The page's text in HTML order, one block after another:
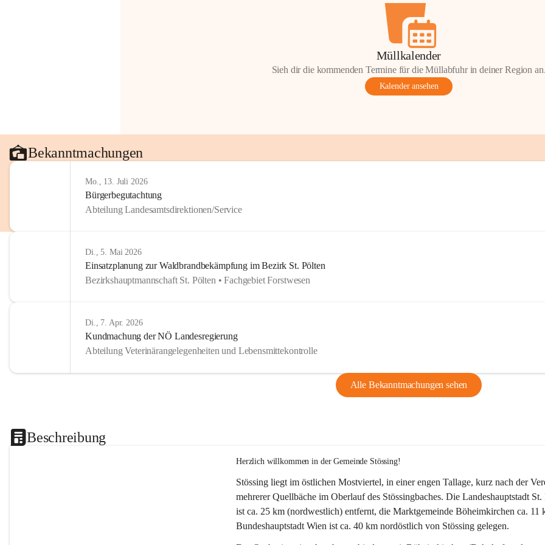
Müllkalender
Sieh dir die kommenden Termine für die Müllabfuhr in deiner Region
Kalender ansehen
Bekanntmachungen
Mo., 13. Juli 2026
Bürgerbegutachtung
Abteilung Landesamtsdirektionen/Service
Di., 5. Mai 2026
Einsatzplanung zur Waldbrandbekämpfung im Bezirk St. Pölten
Bezirkshauptmannschaft St. Pölten • Fachgebiet Forstwesen
Di., 7. Apr. 2026
Kundmachung der NÖ Landesregierung
Abteilung Veterinärangelegenheiten und Lebensmittekontrolle
Alle Bekanntmachungen sehen
Beschreibung
Herzlich willkommen in der Gemeinde Stössing!
Stössing liegt im östlichen Mostviertel, in einer engen Tallage, kurz nach der
mehrerer Quellbäche im Oberlauf des Stössingbaches. Die Landeshauptstadt
ist ca. 25 km (nordwestlich) entfernt, die Marktgemeinde Böheimkirchen ca.
Bundeshauptstadt Wien ist ca. 40 km nordöstlich von Stössing gelegen.